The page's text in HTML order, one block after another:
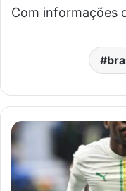
Com informações